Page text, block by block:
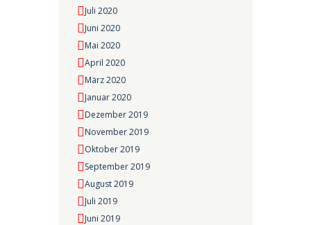
Juli 2020
Juni 2020
Mai 2020
April 2020
März 2020
Januar 2020
Dezember 2019
November 2019
Oktober 2019
September 2019
August 2019
Juli 2019
Juni 2019